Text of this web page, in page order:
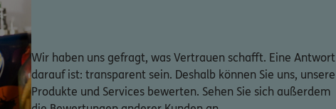
Wir haben uns gefragt, was Vertrauen schafft. Eine Antwort
darauf ist: transparent sein. Deshalb können Sie uns, unsere
Produkte und Services bewerten. Sehen Sie sich außerdem